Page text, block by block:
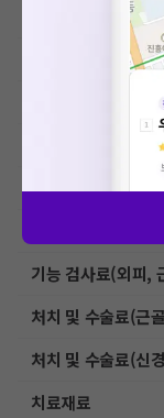
초음파 검사료(기
초음파 검사료(진
초음파 검사료(유
기능 검사료(외피,
처치 및 수술료(근
처치 및 수술료(신
치료재료